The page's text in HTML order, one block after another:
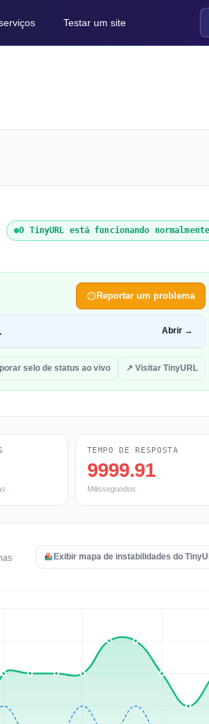
Testar um site
O TinyURL está funcionando normalmente
Reportar um problema
Abrir →
selo de status ao vivo ↗ Visitar TinyURL
TEMPO DE RESPOSTA
9999.91
Milissegundos
Exibir mapa de instabilidades do